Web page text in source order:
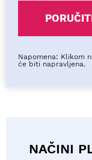
Napomena: Klikom
će biti napravljena.
NAČINI